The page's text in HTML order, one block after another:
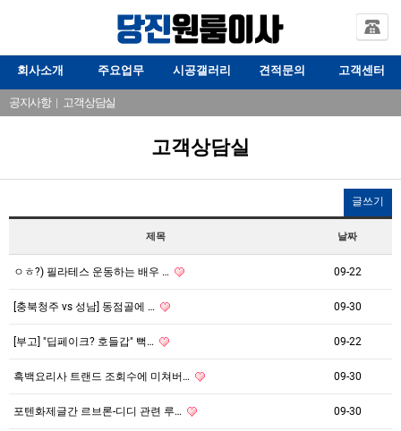
회사소개 주요업무 시공갤러리 견적문의 고객센터
공지사항| 고객상담실
고객상담실
글쓰기
제목 날짜
ㅇㅎ?) 필라테스 운동하는 배우 … 09-22
[충북청주 vs 성남] 동점골에 … 09-30
[부고] "딥페이크? 호들갑" 뻑… 09-22
흑백요리사 트랜드 조회수에 미쳐버… 09-30
포텐화제글간 르브론-디디 관련 루… 09-30